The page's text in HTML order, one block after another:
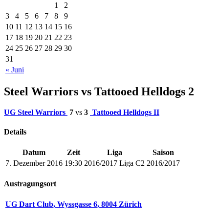
« Juni
1
2
3
4 5 6 7 8
9
10 11 12 13 14 15 16
17 18 19 20 21 22 23
24 25 26 27 28 29 30
31
Steel Warriors vs Tattooed Helldogs 2
UG Steel Warriors 7 vs 3 Tattooed Helldogs II
Details
Datum Zeit Liga
Saison
7. Dezember 2016 19:30 2016/2017 Liga C2 2016/2017
Austragungsort
UG Dart Club, Wyssgasse 6, 8004 Zürich